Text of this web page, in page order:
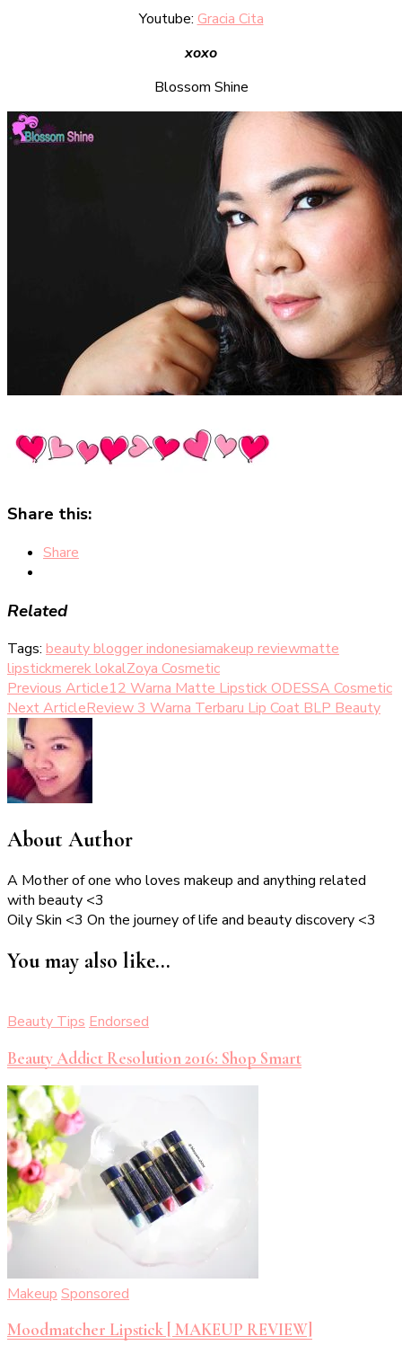
Youtube: Gracia Cita
xoxo
Blossom Shine
Share this:
Share
Related
Tags: beauty blogger indonesiamakeup reviewmatte
lipstickmerek lokalZoya Cosmetic
Post
Navigation
Previous Article12 Warna Matte Lipstick ODESSA Cosmetic
Next ArticleReview 3 Warna Terbaru Lip Coat BLP Beauty
About Author
A Mother of one who loves makeup and anything related
with beauty <3
Oily Skin <3 On the journey of life and beauty discovery <3
You may also like...
Beauty Tips Endorsed
Beauty Addict Resolution 2016: Shop Smart
Makeup Sponsored
Moodmatcher Lipstick [ MAKEUP REVIEW]